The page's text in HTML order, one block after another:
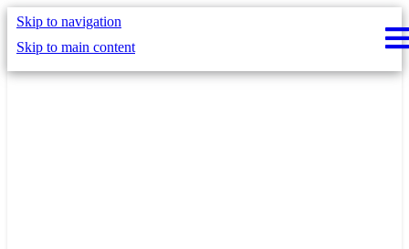
Skip to navigation
Skip to main content